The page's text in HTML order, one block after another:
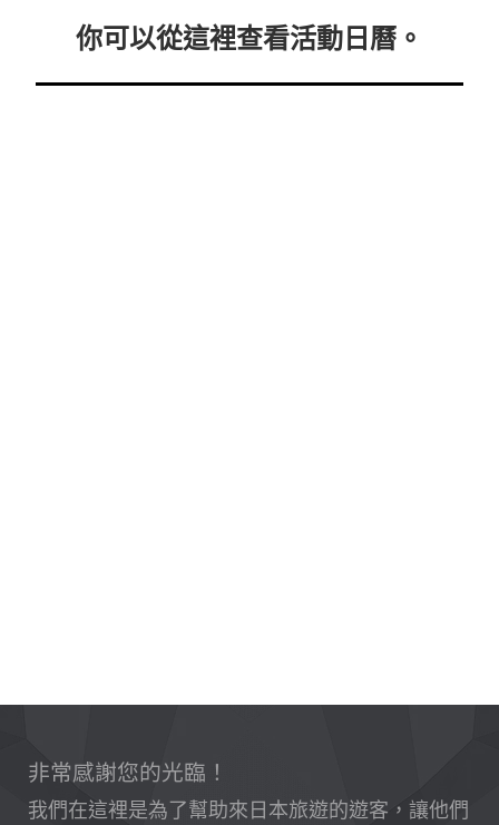
你可以從這裡查看活動日曆。
非常感謝您的光臨！
我們在這裡是為了幫助來日本旅遊的遊客，讓他們